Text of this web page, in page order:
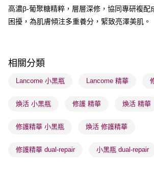
送貨方式
順豐自助櫃 - 確認發貨後1-3個工作天送達
順豐站及營業點 - 確認發貨後1-3個工作天送達
物流公司進行物流配送
取。逾期會取消訂單，並不會安排重寄
高濃β-葡聚糖精粹，層層深修，協同專研複配
困擾，為肌膚傾注多重養分，緊致亮澤美肌。
相關分類
Lancome 小黑瓶 Lancome 精華
煥活 小黑瓶 修護 精華 煥活 精華
修護精華 小黑瓶 煥活 修護精華
修護精華 dual-repair 小黑瓶 dual-repair